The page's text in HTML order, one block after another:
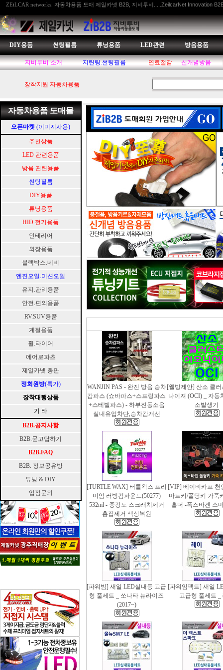
ZEiLCAR networks. 자동차용품 도매 제일카넷 B2B, 지비투비.....ZeilcarNet Innovation
DIY용품 썬팅필름 튜닝용품 LED관련 방음용품
지비투비 소개 지틴팅.썬팅필름 연료절감 신개념방음
장착지원 자동차용품
자동차용품 도매몰
오픈마켓 (이미지사용)
추천상품
LED 관련용품
방음 관련용품
썬팅필름
DIY용품
튜닝용품
HID.전기용품
인테리어
외장용품
블랙박스.네비
엔진오일.미션오일
유지.관리용품
안전.편의용품
RV.SUV용품
계절용품
휠.타이어
에어로파츠
제일카넷 총판
정회원방(특가)
장착대행상품
기 타
B2B.공지사항
B2B.묻고답하기
B2B.FAQ
B2B. 정보공유방
튜닝 & DIY
입점문의
WANJIN PAS - 완진 방음 승차
감파스 (쇼바파스+스프링파스
+스테빌파스) - 하부진동소음
실내유입차단,승차감개선
[웰빙제안] 산소 클
나이져 (OCI) _ 자동
소발생기
[TURTLE WAX] 터틀왁스 프리
미엄 러빙컴파운드(50277)
532ml - 중강도 스크래치제거
흠집제거 색상복원
[VIP] 베이비카프 천
마트키/폴딩키 가죽
홀더 -폭스바겐 스
[파워빔] 새일 LED실내등 고급
형 풀세트 _ 쏘나타 뉴라이즈
(2017~)
[파워임팩트] 새일
고급형 풀세트 _